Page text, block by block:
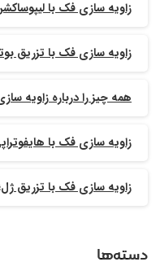
زاویه سازی فک با
زاویه سازی فک با تزریق
همه چیز را درباره زاویه
زاویه سازی فک با
زاویه سازی فک با تزریق
دسته‌ها